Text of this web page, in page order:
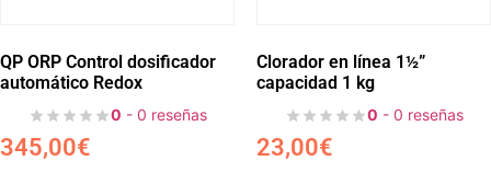
QP ORP Control dosificador
automático Redox
0 - 0 reseñas
345,00€
Clorador en línea 1½”
capacidad 1 kg
0 - 0 reseñas
23,00€